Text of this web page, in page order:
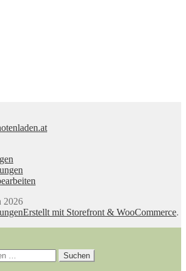
2026
Erstellt mit Storefront & WooCommerce.
Suchen